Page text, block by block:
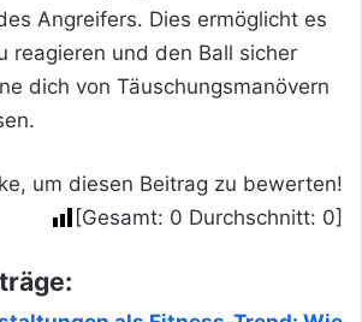
Angreifers. Dies ermöglicht es
reagieren und den Ball sicher
dich von Täuschungsmanövern
um diesen Beitrag zu bewerten!
[Gesamt: 0 Durchschnitt: 0]